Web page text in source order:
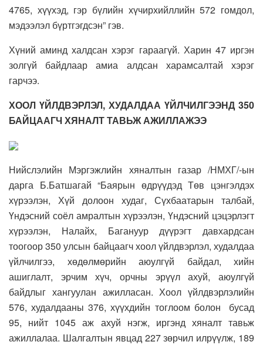
4765, хүүхэд, гэр бүлийн хүчирхийллийн 572 гомдол,
мэдээлэл бүртгэгдсэн” гэв.
Хүний аминд халдсан хэрэг гараагүй. Харин 47 иргэн
золгүй байдлаар амиа алдсан харамсалтай хэрэг
гарчээ.
ХООЛ ҮЙЛДВЭРЛЭЛ, ХУДАЛДАА ҮЙЛЧИЛГЭЭНД 350
БАЙЦААГЧ ХЯНАЛТ ТАВЬЖ АЖИЛЛАЖЭЭ
Нийслэлийн Мэргэжлийн хяналтын газар /НМХГ/-ын
дарга Б.Батшагай “Баярын өдрүүдэд Төв цэнгэлдэх
хүрээлэн, Хүй долоон худаг, Сүхбаатарын талбай,
Үндэсний соёл амралтын хүрээлэн, Үндэсний цэцэрлэгт
хүрээлэн, Налайх, Багануур дүүрэгт давхардсан
тоогоор 350 улсын байцаагч хоол үйлдвэрлэл, худалдаа
үйлчилгээ, хөдөлмөрийн аюулгүй байдал, хийн
ашиглалт, эрчим хүч, орчны эрүүл ахуй, аюулгүй
байдлыг хангуулан ажилласан. Хоол үйлдвэрлэлийн
576, худалдааны 376, хүүхдийн тоглоом болон бусад
95, нийт 1045 аж ахуй нэгж, иргэнд хяналт тавьж
ажиллалаа. Шалгалтын явцад 227 зөрчил илрүүлж, 189